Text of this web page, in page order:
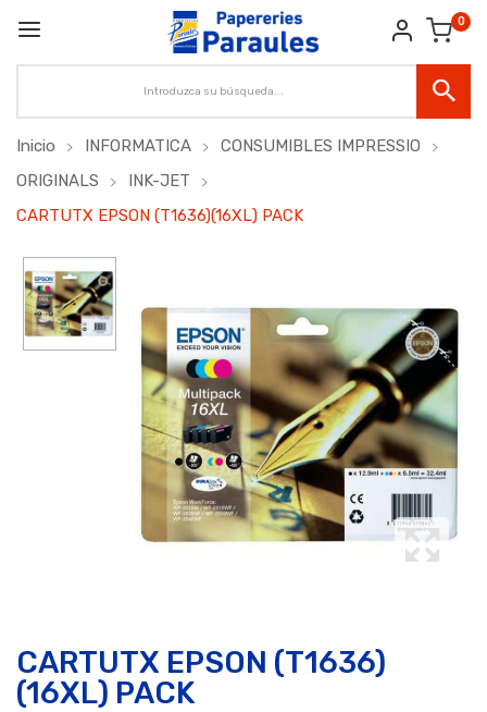
0
Inicio INFORMATICA
CONSUMIBLES IMPRESSIO
ORIGINALS
INK-JET
CARTUTX EPSON (T1636)(16XL) PACK
CARTUTX EPSON (T1636)
(16XL) PACK